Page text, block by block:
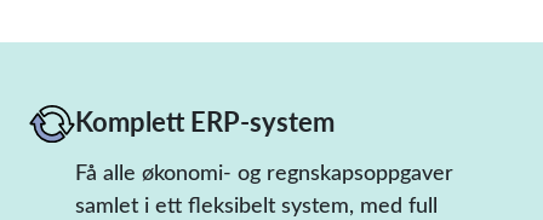
Komplett ERP-system
Få alle økonomi- og regnskapsoppgaver
samlet i ett fleksibelt system, med full